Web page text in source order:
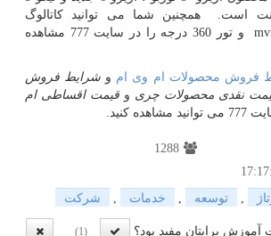
7 اکسلنت است. همچنین شما می توانید کاتالوگ
و تور 360 درجه را در سایت 777 مشاهده
فروش محصولات ام وی ام و شرایط فروش
نقدی محصولات چری و قیمت اقساطی ام
کنید .
1288
, توسعه , خدمات , شركت
برایتان مفید بود؟
(1)